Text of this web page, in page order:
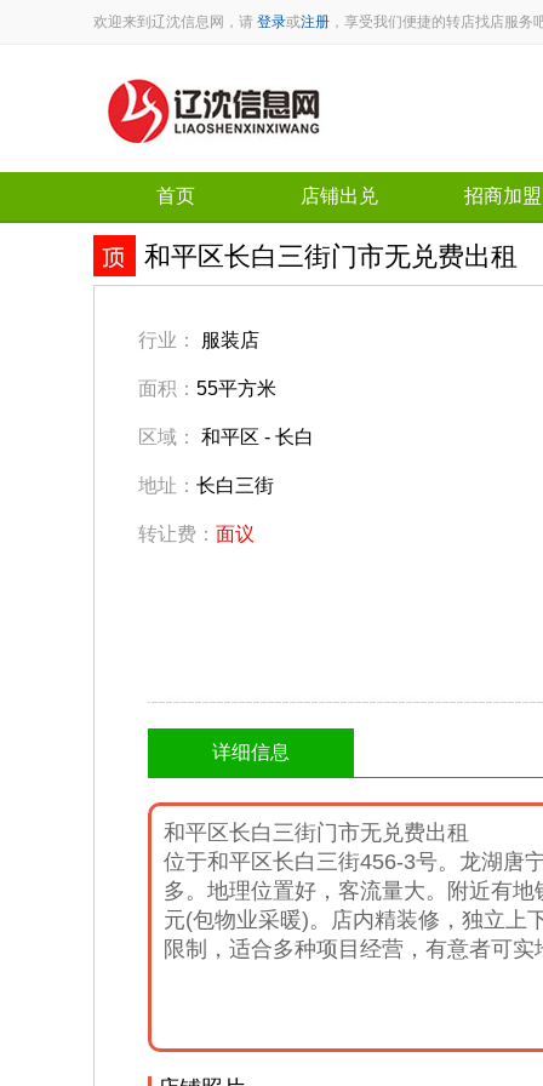
欢迎来到辽沈信息网，请 登录或注册 ，享受我们便捷的转店找店服务
首页 店铺出兑 招商加盟
和平区长白三街门市无兑费出租
行业： 服装店
面积： 55平方米
区域： 和平区 - 长白
地址： 长白三街
转让费： 面议
详细信息
和平区长白三街门市无兑费出租
位于和平区长白三街456-3号。龙湖唐
多。地理位置好，客流量大。附近有
元(包物业采暖)。店内精装修，独立上
限制，适合多种项目经营，有意者可实